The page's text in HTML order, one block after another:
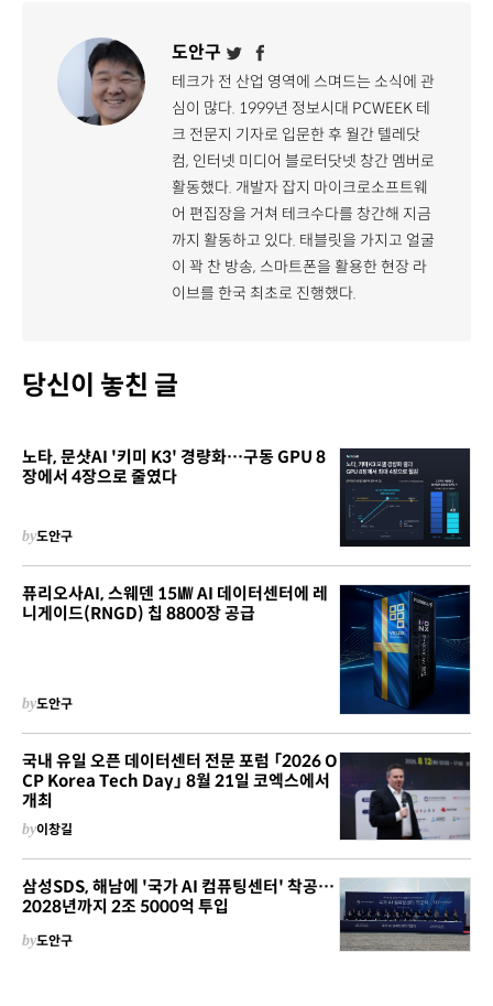
도안구
테크가 전 산업 영역에 스며드는 소식에 관
심이 많다. 1999년 정보시대 PCWEEK 테
크 전문지 기자로 입문한 후 월간 텔레닷
컴, 인터넷 미디어 블로터닷넷 창간 멤버로
활동했다. 개발자 잡지 마이크로소프트웨
어 편집장을 거쳐 테크수다를 창간해 지금
까지 활동하고 있다. 태블릿을 가지고 얼굴
이 꽉 찬 방송, 스마트폰을 활용한 현장 라
이브를 한국 최초로 진행했다.
당신이 놓친 글
노타, 문샷AI '키미 K3' 경량화…구동 GPU 8
장에서 4장으로 줄였다
by도안구
퓨리오사AI, 스웨덴 15㎿ AI 데이터센터에 레
니게이드(RNGD) 칩 8800장 공급
by도안구
국내 유일 오픈 데이터센터 전문 포럼 「2026 O
CP Korea Tech Day」 8월 21일 코엑스에서
개최
by이창길
삼성SDS, 해남에 '국가 AI 컴퓨팅센터' 착공…
2028년까지 2조 5000억 투입
by도안구